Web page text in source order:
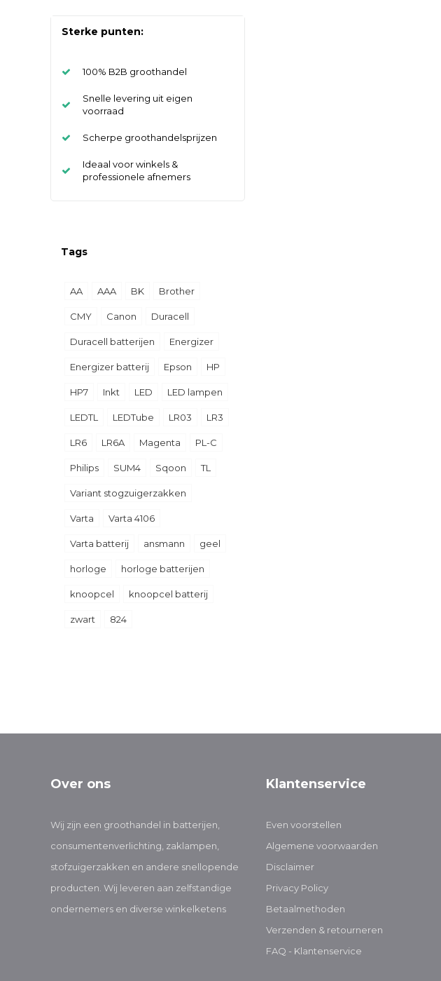
Sterke punten:
100% B2B groothandel
Snelle levering uit eigen
voorraad
Scherpe groothandelsprijzen
Ideaal voor winkels &
professionele afnemers
Tags
AA AAA BK Brother
CMY Canon Duracell
Duracell batterijen Energizer
Energizer batterij Epson HP
HP7 Inkt LED LED lampen
LEDTL LEDTube LR03 LR3
LR6 LR6A Magenta PL-C
Philips SUM4 Sqoon TL
Variant stogzuigerzakken
Varta Varta 4106
Varta batterij ansmann geel
horloge horloge batterijen
knoopcel knoopcel batterij
zwart 824
Over ons
Wij zijn een groothandel in batterijen,
consumentenverlichting, zaklampen,
stofzuigerzakken en andere snellopende
producten. Wij leveren aan zelfstandige
ondernemers en diverse winkelketens
Klantenservice
Even voorstellen
Algemene voorwaarden
Disclaimer
Privacy Policy
Betaalmethoden
Verzenden & retourneren
FAQ - Klantenservice